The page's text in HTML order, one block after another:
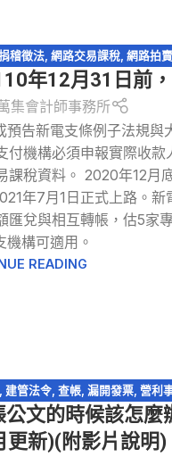
稽徵法, 網路交易課稅, 網路拍賣
年12月31日前
集會計師事務所
告新電支條例子法規與
機構必須申報實際收款
課稅資料。 2020年12月
年7月1日正式上路。新
匯兌與相互轉帳，估5家
機構可適用。
READING
建管法令, 查帳, 漏開發票, 營利
錢防制法,稅務違章,稅捐稽徵
拍賣,網路購物,逃漏稅 ,遺產及贈
公文的時候該怎麼
更新)(附影片說明)